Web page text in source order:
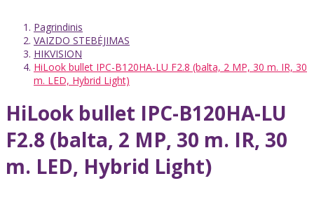
Pagrindinis
VAIZDO STEBĖJIMAS
HIKVISION
HiLook bullet IPC-B120HA-LU F2.8 (balta, 2 MP, 30 m. IR, 30
m. LED, Hybrid Light)
HiLook bullet IPC-B120HA-LU
F2.8 (balta, 2 MP, 30 m. IR, 30
m. LED, Hybrid Light)